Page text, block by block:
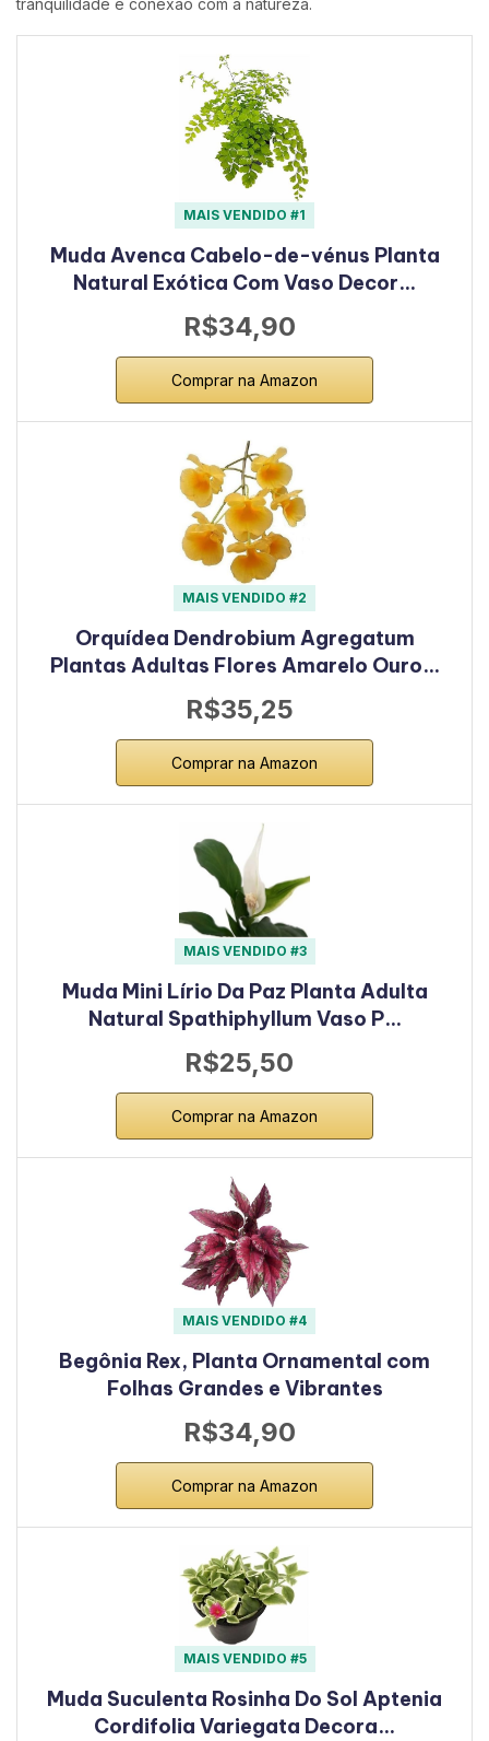
MAIS VENDIDO #1
Muda Avenca Cabelo-de-vénus Planta
Natural Exótica Com Vaso Decor…
R$34,90
Comprar na Amazon
MAIS VENDIDO #2
Orquídea Dendrobium Agregatum
Plantas Adultas Flores Amarelo Ouro…
R$35,25
Comprar na Amazon
MAIS VENDIDO #3
Muda Mini Lírio Da Paz Planta Adulta
Natural Spathiphyllum Vaso P…
R$25,50
Comprar na Amazon
MAIS VENDIDO #4
Begônia Rex, Planta Ornamental com
Folhas Grandes e Vibrantes
R$34,90
Comprar na Amazon
MAIS VENDIDO #5
Muda Suculenta Rosinha Do Sol Aptenia
Cordifolia Variegata Decora…